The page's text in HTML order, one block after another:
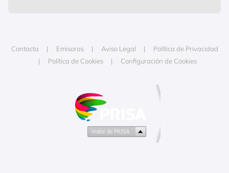
Contacta Emisoras Aviso Legal
Política de Privacidad
Política de Cookies
Configuración de Cookies